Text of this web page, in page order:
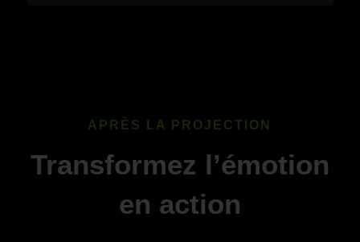
APRÈS LA PROJECTION
Transformez l’émotion
en action